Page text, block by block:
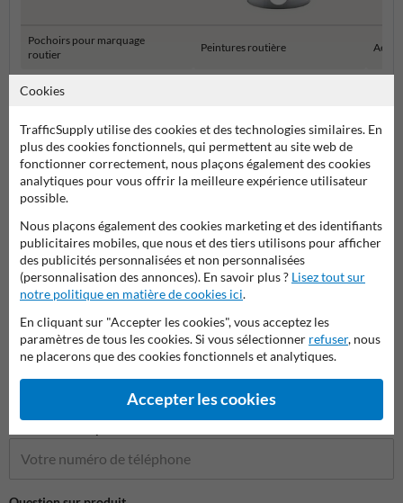
Pochoirs pour marquage
routier
Peintures routière
Poser votre question à ProtectionIndustrielle.be
Nom de l'entreprise
Adresse e-mail*
Cookies
TrafficSupply utilise des cookies et des technologies similaires. En
plus des cookies fonctionnels, qui permettent au site web de
fonctionner correctement, nous plaçons également des cookies
analytiques pour vous offrir la meilleure expérience utilisateur
possible.
Nous plaçons également des cookies marketing et des identifiants
publicitaires mobiles, que nous et des tiers utilisons pour afficher
des publicités personnalisées et non personnalisées
(personnalisation des annonces). En savoir plus ? Lisez tout sur
notre politique en matière de cookies ici.
En cliquant sur "Accepter les cookies", vous acceptez les
paramètres de tous les cookies. Si vous sélectionner refuser, nous
ne placerons que des cookies fonctionnels et analytiques.
Accepter les cookies